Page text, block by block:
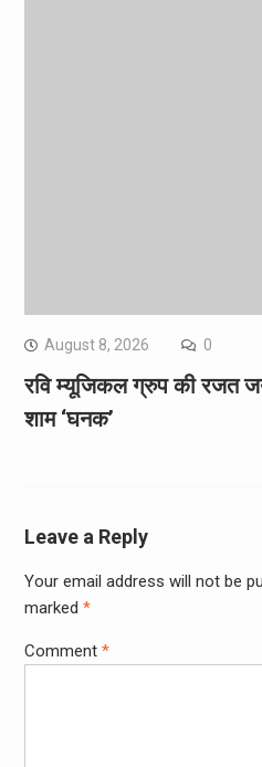
August 8, 2026 0
रवि म्यूजिकल ग्रुप की रजत
शाम ‘घनक’
Leave a Reply
Your email address will not be
marked *
Comment *